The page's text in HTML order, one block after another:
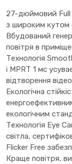
27-дюймовий Full
з широким кутом
Вбудований
повітря в
Технологія
і MPRT 1 мс
відтворення
Екологічна
екологічним
Технологія Eye
світла,
Flicker Free
Краще повітря,